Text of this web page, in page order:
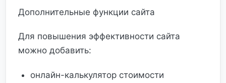
Дополнительные функции сайта
Для повышения эффективности сайта
можно добавить:
онлайн-калькулятор стоимости